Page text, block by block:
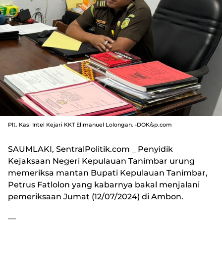
Plt. Kasi Intel Kejari KKT Elimanuel Lolongan. -DOK/sp.com
SAUMLAKI, SentralPolitik.com _ Penyidik
Kejaksaan Negeri Kepulauan Tanimbar urung
memeriksa mantan Bupati Kepulauan Tanimbar,
Petrus Fatlolon yang kabarnya bakal menjalani
pemeriksaan Jumat (12/07/2024) di Ambon.
—